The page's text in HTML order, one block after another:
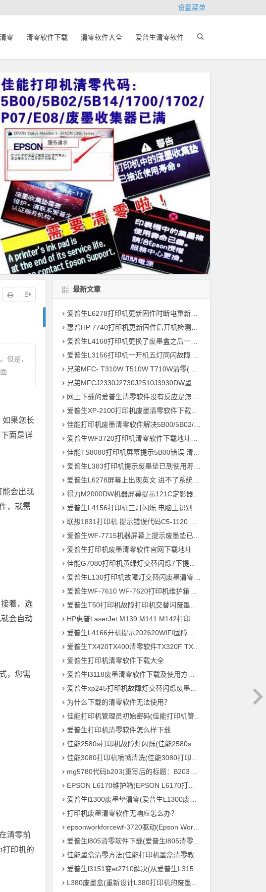
设置菜单
零 清零软件下载 清零软件大全 爱普生清零软件
但是，
如果您长
面是详
能会出现
，就需
着，选
会自动
，您需
清零前
打印机的
最新文章
爱普生L6278打印机更新固件时断电重新开机后一直提示Recovery Mode故障
惠普HP 7740打印机更新固件后开机检测到非HP芯片刷机降级解决教程
爱普生L4168打印机更换了废墨盒之后一开机提示202604故障代码维修
爱普生L3156打印机一开机五灯同闪故障远程维修
兄弟MFC- T310W T510W T710W清零( 墨水回收盒已满，将满或设备故障46 )
兄弟MFCJ2330J2730J2510J3930DW墨水国收盒已满清零教程
网上下载的爱普生清零软件没有反应是怎么回事 ?
爱普生XP-2100打印机废墨清零软件下载及使用方法
佳能打印机废墨清零软件解决5B00/5B02/1700故障
爱普生WF3720打印机清零软件下载地址大全
佳能TS8080打印机屏幕提示5B00错误 清零快速解决问题
爱普生L383打印机提示废墨垫已到使用寿命通过清零快速解决问题
爱普生L6278屏幕上出现英文 进不了系统 刷固件快速解决问题
得力M2000DW机器屏幕提示121C定影器错误 快速解决方法
爱普生L4156打印机三灯闪烁 电脑上识别ET-2700型号 刷固件快速解决问题
联想1831打印机 提示错误代码C5-1120 C6-1120提示更换新的转印带装置 定影组件装置 快速解决方案
爱普生WF-7715机器屏幕上提示废墨垫已到使用寿命用软件清零快速解决问题
爱普生打印机废墨清零软件官网下载地址
佳能G7080打印机黄绿灯交替闪烁7下提示5B00废墨清零教程
爱普生L130打印机故障灯交替闪废墨清零软件下载方法教程
爱普生WF-7610 WF-7620打印机维护箱寿命清零不识别墨盒远程刷机
爱普生T50打印机故障打印机交替闪废墨清零软件下载教程
HP惠普LaserJet M139 M141 M142打印机屏幕显示电脑上识别机器型号为3020
爱普生L4166开机提示202620WIFI固障维修教程
爱普生TX420TX400清零软件TX320F TX700w打印机废墨收集垫满
爱普生打印机清零软件下载大全
爱普生l3118废墨清零软件下载及使用方法教程
爱普生xp245打印机故障灯交替闪烁废墨清零软件下载及使用方法教程
为什么下载的清零软件无法使用？
佳能打印机管理员初始密码(佳能打印机管理员默认密码是什么？)
爱普生打印机清零软件怎么样下载
佳能2580s打印机故障灯闪烁(佳能2580s打印机故障灯频繁闪烁怎么办？)
佳能3080打印机喷嘴清洗(佳能3080打印机喷头清理方法)
mg5780代码b203(重写后的标题：B203毛绒鸟打印机 – MG5780系列的新成员)
EPSON L6170维护箱(EPSON L6170打印机维护盒的重要性)
爱普生l1300废墨垫清零(爱普生L1300废墨垫重置，让您的打印机继续高效输出！)
打印机废墨清零软件无响应怎么办？
epsonworkforcewf-3720驱动(Epson WorkForce WF-3720 打印机驱动下载及安装教程)
爱普生l805清零软件下载(爱普生l805清零软件免费下载)
佳能墨盒清零方法(佳能打印机墨盒清零教程，轻松零成本重复利用)
爱普生l3151变et2710解决(从爱普生L3151到ET2710：打印机参数全解析)
L380废墨盒(重新设计L380打印机的废墨处理系统)